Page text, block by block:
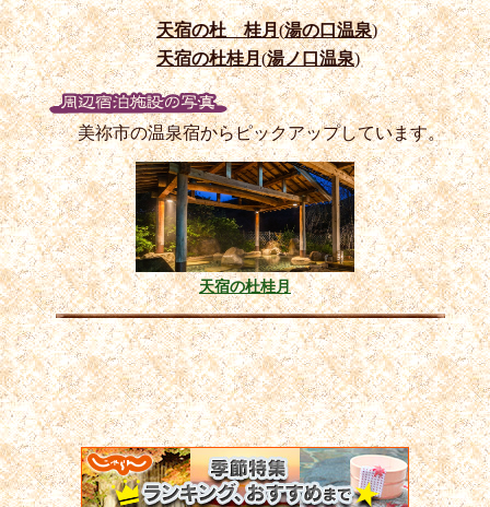
天宿の杜 桂月(湯の口温泉)
天宿の杜桂月(湯ノ口温泉)
美祢市の温泉宿からピックアップしています。
天宿の杜桂月